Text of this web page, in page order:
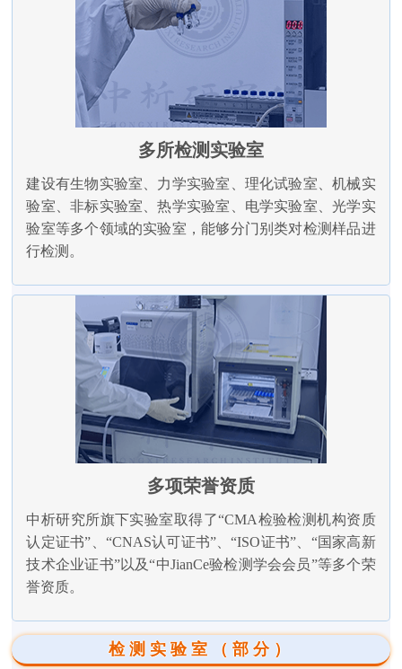
多所检测实验室
建设有生物实验室、力学实验室、理化试验室、机械实
验室、非标实验室、热学实验室、电学实验室、光学实
验室等多个领域的实验室，能够分门别类对检测样品进
行检测。
多项荣誉资质
中析研究所旗下实验室取得了“CMA检验检测机构资质
认定证书”、“CNAS认可证书”、“ISO证书”、“国家高新
技术企业证书”以及“中JianCe验检测学会会员”等多个荣
誉资质。
检测实验室（部分）